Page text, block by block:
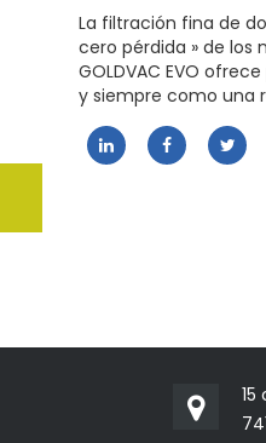
La filtración fina de
cero pérdida » de los
GOLDVAC EVO
y siempre como una